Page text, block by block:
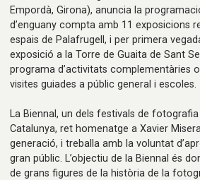
Empordà, Girona), anuncia la
d’enguany compta amb 11 exposicions
espais de Palafrugell, i per primera
exposició a la Torre de Guaita de Sant
programa d’activitats complementàries
visites guiades a públic general i escoles.
La Biennal, un dels festivals de
Catalunya, ret homenatge a Xavier
generació, i treballa amb la voluntat
gran públic. L’objectiu de la Biennal és
de grans figures de la història de la